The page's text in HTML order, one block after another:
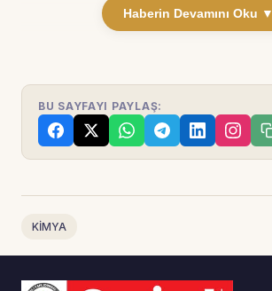
Haberin Devamını Oku ▼
BU SAYFAYI PAYLAŞ:
KİMYA